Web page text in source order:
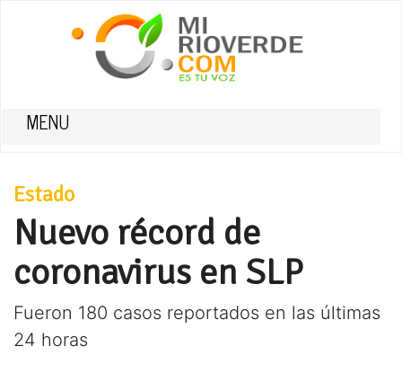
MENU
Estado
Nuevo récord de
coronavirus en SLP
Fueron 180 casos reportados en las últimas
24 horas